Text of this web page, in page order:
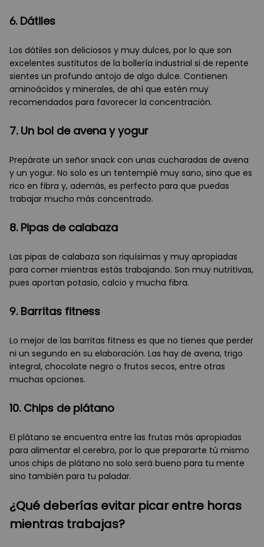
6. Dátiles
Los dátiles son deliciosos y muy dulces, por lo que son
excelentes sustitutos de la bollería industrial si de repente
sientes un profundo antojo de algo dulce. Contienen
aminoácidos y minerales, de ahí que estén muy
recomendados para favorecer la concentración.
7. Un bol de avena y yogur
Prepárate un señor snack con unas cucharadas de avena
y un yogur. No solo es un tentempié muy sano, sino que es
rico en fibra y, además, es perfecto para que puedas
trabajar mucho más concentrado.
8. Pipas de calabaza
Las pipas de calabaza son riquísimas y muy apropiadas
para comer mientras estás trabajando. Son muy nutritivas,
pues aportan potasio, calcio y mucha fibra.
9. Barritas fitness
Lo mejor de las barritas fitness es que no tienes que perder
ni un segundo en su elaboración. Las hay de avena, trigo
integral, chocolate negro o frutos secos, entre otras
muchas opciones.
10. Chips de plátano
El plátano se encuentra entre las frutas más apropiadas
para alimentar el cerebro, por lo que prepararte tú mismo
unos chips de plátano no solo será bueno para tu mente
sino también para tu paladar.
¿Qué deberías evitar picar entre horas
mientras trabajas?